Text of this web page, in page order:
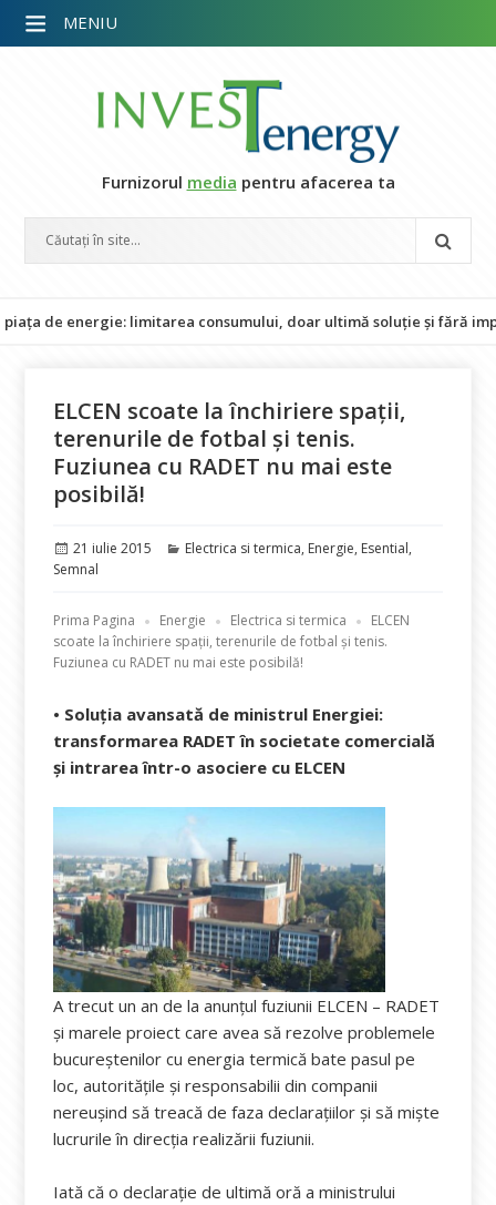
Furnizorul media pentru afacerea ta
energie: limitarea consumului, doar ultimă soluție și fără impact
ELCEN scoate la închiriere spații,
terenurile de fotbal și tenis.
Fuziunea cu RADET nu mai este
posibilă!
Publicat
pe
21 iulie 2015 Categorii
Electrica si termica, Energie, Esential,
Semnal
Prima Pagina Energie Electrica si termica
ELCEN
scoate la închiriere spații, terenurile de fotbal și tenis.
Fuziunea cu RADET nu mai este posibilă!
• Soluția avansată de ministrul Energiei:
transformarea RADET în societate comercială
şi intrarea într-o asociere cu ELCEN
A trecut un an de la anunțul fuziunii ELCEN – RADET
și marele proiect care avea să rezolve problemele
bucureștenilor cu energia termică bate pasul pe
loc, autoritățile și responsabilii din companii
nereușind să treacă de faza declarațiilor și să miște
lucrurile în direcția realizării fuziunii.
Iată că o declarație de ultimă oră a ministrului
MENIU